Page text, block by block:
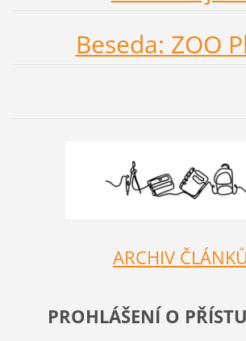
Beseda: ZOO
ARCHIV ČLÁNKŮ
PROHLÁŠENÍ O